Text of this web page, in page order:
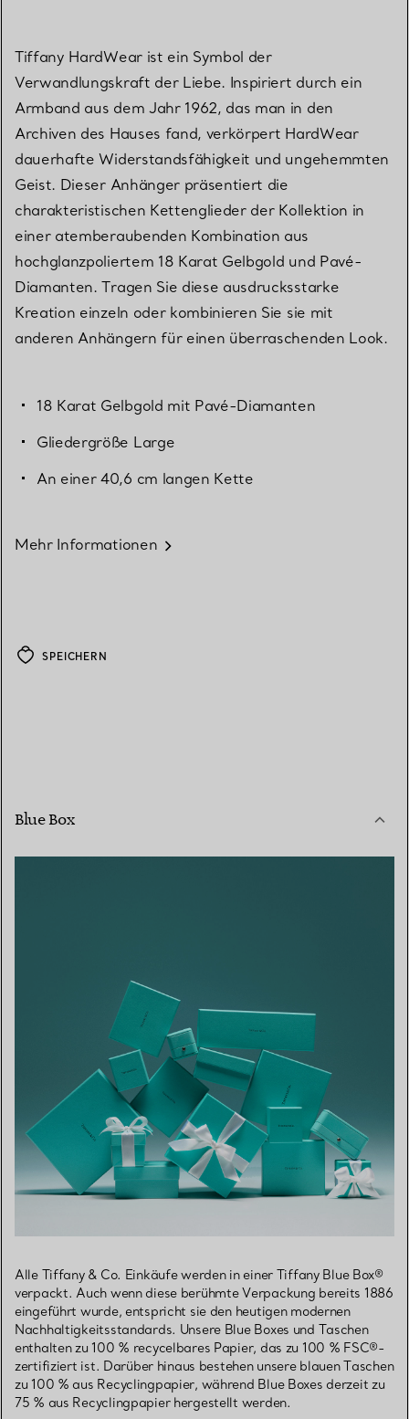
Tiffany HardWear ist ein Symbol der
Verwandlungskraft der Liebe. Inspiriert durch ein
Armband aus dem Jahr 1962, das man in den
Archiven des Hauses fand, verkörpert HardWear
dauerhafte Widerstandsfähigkeit und ungehemmten
Geist. Dieser Anhänger präsentiert die
charakteristischen Kettenglieder der Kollektion in
einer atemberaubenden Kombination aus
hochglanzpoliertem 18 Karat Gelbgold und Pavé-
Diamanten. Tragen Sie diese ausdrucksstarke
Kreation einzeln oder kombinieren Sie sie mit
anderen Anhängern für einen überraschenden Look.
18 Karat Gelbgold mit Pavé-Diamanten
Gliedergröße Large
An einer 40,6 cm langen Kette
Mehr Informationen
SPEICHERN
Blue Box
Alle Tiffany & Co. Einkäufe werden in einer Tiffany Blue Box®
verpackt. Auch wenn diese berühmte Verpackung bereits 1886
eingeführt wurde, entspricht sie den heutigen modernen
Nachhaltigkeitsstandards. Unsere Blue Boxes und Taschen
enthalten zu 100 % recycelbares Papier, das zu 100 % FSC®-
zertifiziert ist. Darüber hinaus bestehen unsere blauen Taschen
zu 100 % aus Recyclingpapier, während Blue Boxes derzeit zu
75 % aus Recyclingpapier hergestellt werden.